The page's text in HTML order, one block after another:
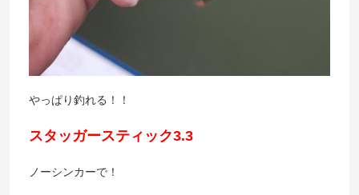
やっぱり釣れる！！
スタッガースティック3.3
ノーシンカーで！